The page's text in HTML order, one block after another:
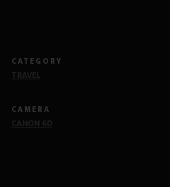
CATEGORY
TRAVEL
CAMERA
CANON 6D